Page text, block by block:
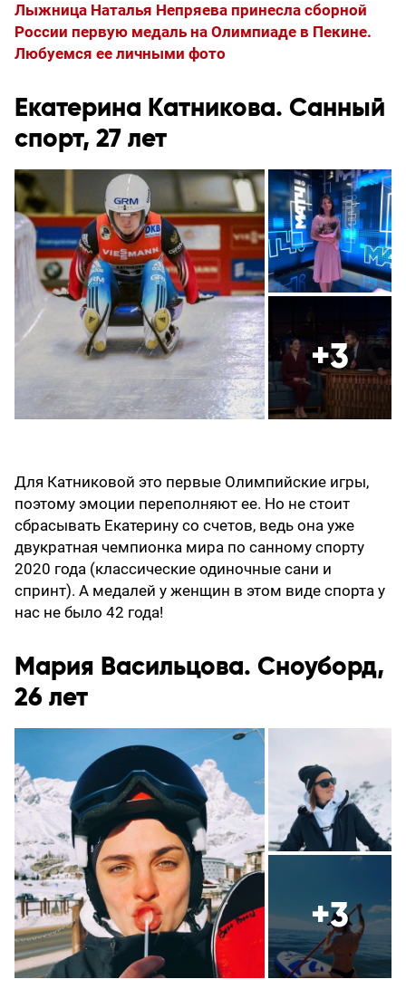
Лыжница Наталья Непряева принесла сборной
России первую медаль на Олимпиаде в Пекине.
Любуемся ее личными фото
Екатерина Катникова. Санный
спорт, 27 лет
+3
Для Катниковой это первые Олимпийские игры,
поэтому эмоции переполняют ее. Но не стоит
сбрасывать Екатерину со счетов, ведь она уже
двукратная чемпионка мира по санному спорту
2020 года (классические одиночные сани и
спринт). А медалей у женщин в этом виде спорта у
нас не было 42 года!
Мария Васильцова. Сноуборд,
26 лет
+3